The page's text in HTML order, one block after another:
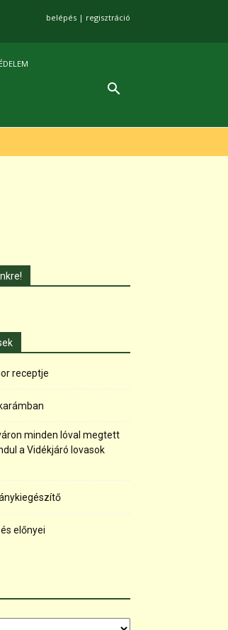
belépés | regisztráció
receptje
minden lóval megtett
a Vidékjáró lovasok
előnyei